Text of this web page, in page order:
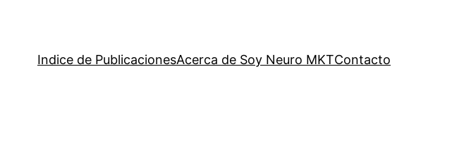
Indice de PublicacionesAcerca de Soy Neuro MKTContacto